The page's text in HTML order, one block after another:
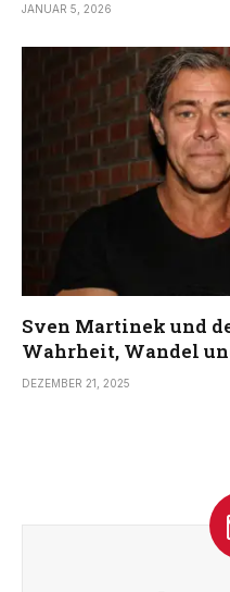
JANUAR 5, 2026
Sven Martinek und
Wahrheit, Wandel
DEZEMBER 21, 2025